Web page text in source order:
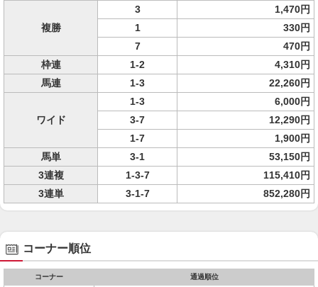
複勝
3
1,470円
1
330円
7
470円
枠連
1-2
4,310円
馬連
1-3 22,260円
ワイド
1-3
6,000円
3-7
12,290円
1-7
1,900円
馬単
3-1
53,150円
3連複
1-3-7
115,410円
3連単
3-1-7 852,280円
コーナー順位
コーナー 通過順位